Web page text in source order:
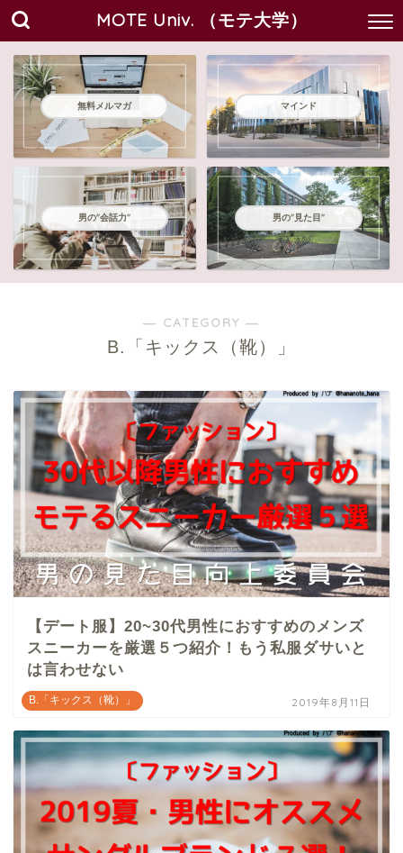
MOTE Univ. （モテ大学）
無料メルマガ マインド
男の"会話力" 男の"見た目"
― CATEGORY ―
B.「キックス（靴）」
B.「キックス（靴）」
【デート服】20~30代男性におすすめのメンズ
スニーカーを厳選５つ紹介！もう私服ダサいと
は言わせない
2019年8月11日